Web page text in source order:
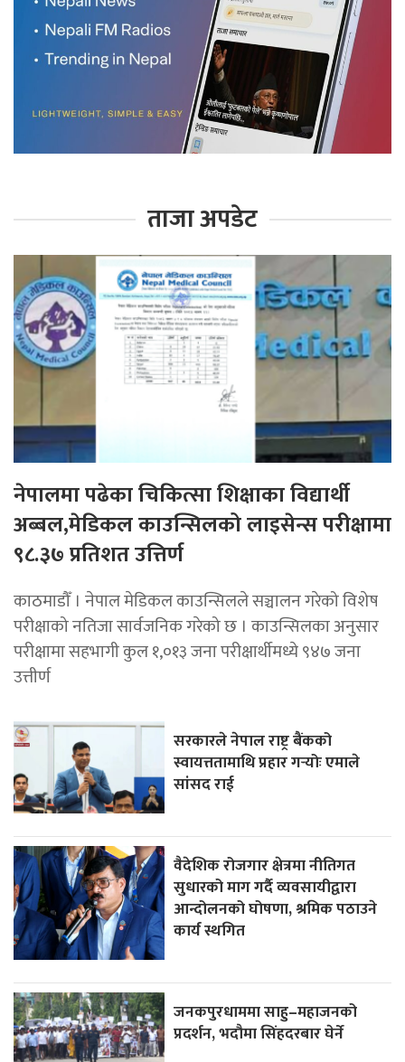
ताजा अपडेट
नेपालमा पढेका चिकित्सा शिक्षाका विद्यार्थी
अब्बल,मेडिकल काउन्सिलको लाइसेन्स परीक्षामा
९८.३७ प्रतिशत उत्तिर्ण
काठमाडौँ । नेपाल मेडिकल काउन्सिलले सञ्चालन गरेको विशेष
परीक्षाको नतिजा सार्वजनिक गरेको छ । काउन्सिलका अनुसार
परीक्षामा सहभागी कुल १,०१३ जना परीक्षार्थीमध्ये ९४७ जना
उत्तीर्ण
सरकारले नेपाल राष्ट्र बैंकको
स्वायत्ततामाथि प्रहार गर्‍योः एमाले
सांसद राई
वैदेशिक रोजगार क्षेत्रमा नीतिगत
सुधारको माग गर्दै व्यवसायीद्वारा
आन्दोलनको घोषणा, श्रमिक पठाउने
कार्य स्थगित
जनकपुरधाममा साहु–महाजनको
प्रदर्शन, भदौमा सिंहदरबार घेर्ने